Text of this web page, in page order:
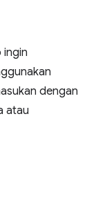
ingin
dengan
atau